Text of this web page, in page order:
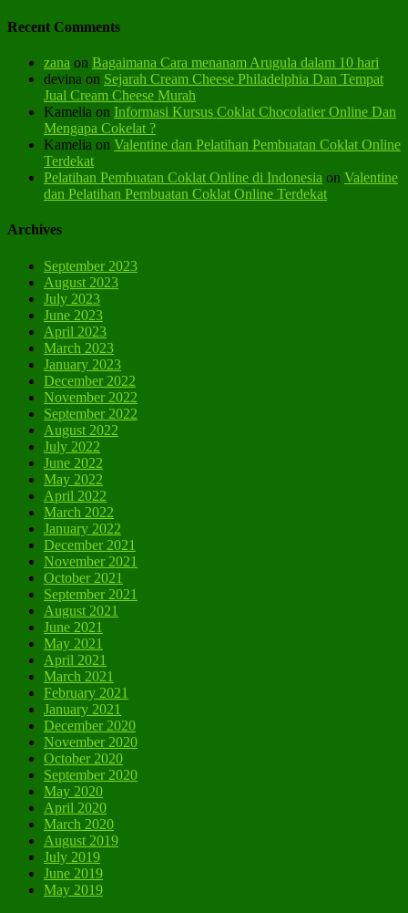
Recent Comments
zana on Bagaimana Cara menanam Arugula dalam 10 hari
devina on Sejarah Cream Cheese Philadelphia Dan Tempat
Jual Cream Cheese Murah
Kamelia on Informasi Kursus Coklat Chocolatier Online Dan
Mengapa Cokelat ?
Kamelia on Valentine dan Pelatihan Pembuatan Coklat Online
Terdekat
Pelatihan Pembuatan Coklat Online di Indonesia on Valentine
dan Pelatihan Pembuatan Coklat Online Terdekat
Archives
September 2023
August 2023
July 2023
June 2023
April 2023
March 2023
January 2023
December 2022
November 2022
September 2022
August 2022
July 2022
June 2022
May 2022
April 2022
March 2022
January 2022
December 2021
November 2021
October 2021
September 2021
August 2021
June 2021
May 2021
April 2021
March 2021
February 2021
January 2021
December 2020
November 2020
October 2020
September 2020
May 2020
April 2020
March 2020
August 2019
July 2019
June 2019
May 2019